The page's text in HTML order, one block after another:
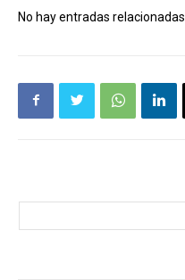
No hay entradas relacionadas